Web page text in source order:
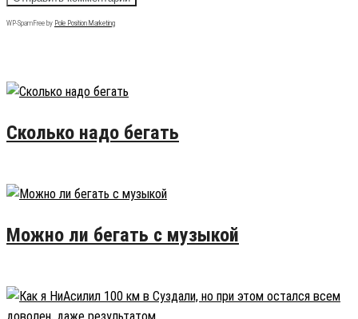
WP-SpamFree by Pole Position Marketing
Сколько надо бегать
Можно ли бегать с музыкой